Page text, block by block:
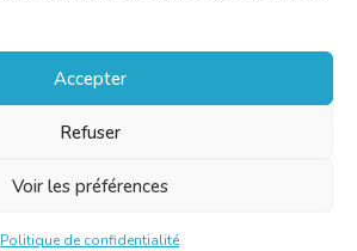
Accepter
Refuser
Voir les préférences
Politique de confidentialité